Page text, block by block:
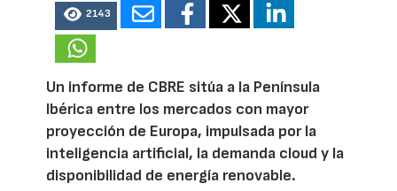
2143
Un informe de CBRE sitúa a la Península
Ibérica entre los mercados con mayor
proyección de Europa, impulsada por la
inteligencia artificial, la demanda cloud y la
disponibilidad de energía renovable.